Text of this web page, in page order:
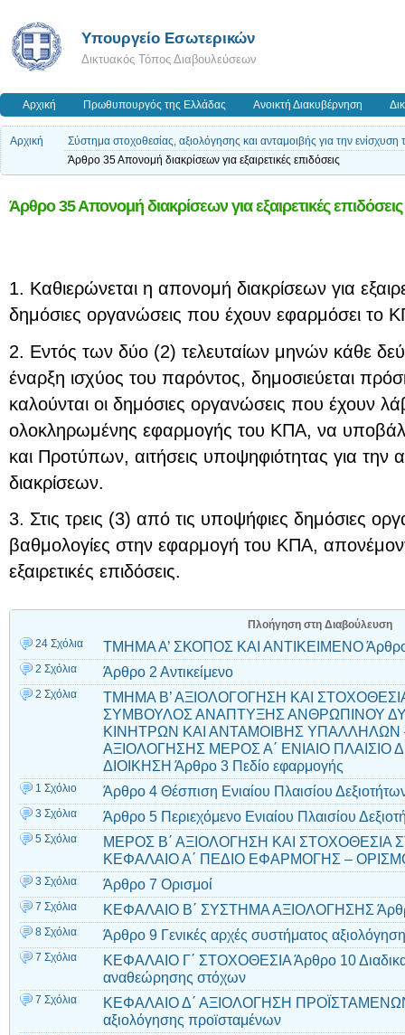
Υπουργείο Εσωτερικών
Δικτυακός Τόπος Διαβουλεύσεων
Αρχική Πρωθυπουργός της Ελλάδας Ανοικτή Διακυβέρνηση
Αρχική
Σύστημα στοχοθεσίας, αξιολόγησης και ανταμοιβής για την
Άρθρο 35 Απονομή διακρίσεων για εξαιρετικές επιδόσεις
Άρθρο 35 Απονομή διακρίσεων για εξαιρετικές επιδόσεις
1. Καθιερώνεται η απονομή διακρίσεων για
δημόσιες οργανώσεις που έχουν εφαρμόσει το
2. Εντός των δύο (2) τελευταίων μηνών κάθε
έναρξη ισχύος του παρόντος, δημοσιεύεται
καλούνται οι δημόσιες οργανώσεις που έχουν
ολοκληρωμένης εφαρμογής του ΚΠΑ, να
και Προτύπων, αιτήσεις υποψηφιότητας για
διακρίσεων.
3. Στις τρεις (3) από τις υποψήφιες δημόσιες
βαθμολογίες στην εφαρμογή του ΚΠΑ,
εξαιρετικές επιδόσεις.
Πλοήγηση στη Διαβούλευση
24 Σχόλια
TMHMA A’ ΣΚΟΠΟΣ ΚΑΙ ΑΝΤΙΚΕΙΜΕΝΟ
2 Σχόλια Άρθρο 2 Αντικείμενο
2 Σχόλια
ΤΜΗΜΑ Β’ ΑΞΙΟΛΟΓΟΓΗΣΗ ΚΑΙ
ΣΥΜΒΟΥΛΟΣ ΑΝΑΠΤΥΞΗΣ ΑΝΘΡΩΠΙΝΟΥ
ΚΙΝΗΤΡΩΝ ΚΑΙ ΑΝΤΑΜΟΙΒΗΣ ΥΠΑΛΛΗΛΩΝ
ΑΞΙΟΛΟΓΗΣΗΣ ΜΕΡΟΣ Α΄ ΕΝΙΑΙΟ ΠΛΑΙΣΙΟ
ΔΙΟΙΚΗΣΗ Άρθρο 3 Πεδίο εφαρμογής
1 Σχόλιο Άρθρο 4 Θέσπιση Ενιαίου Πλαισίου
3 Σχόλια Άρθρο 5 Περιεχόμενο Ενιαίου Πλαισίου
5 Σχόλια
ΜΕΡΟΣ Β΄ ΑΞΙΟΛΟΓΗΣΗ ΚΑΙ ΣΤΟΧΟΘΕΣΙΑ
ΚΕΦΑΛΑΙΟ Α΄ ΠΕΔΙΟ ΕΦΑΡΜΟΓΗΣ –
3 Σχόλια Άρθρο 7 Ορισμοί
7 Σχόλια ΚΕΦΑΛΑΙΟ Β΄ ΣΥΣΤΗΜΑ ΑΞΙΟΛΟΓΗΣΗΣ
8 Σχόλια Άρθρο 9 Γενικές αρχές συστήματος
7 Σχόλια
ΚΕΦΑΛΑΙΟ Γ΄ ΣΤΟΧΟΘΕΣΙΑ Άρθρο 10
αναθεώρησης στόχων
7 Σχόλια
ΚΕΦΑΛΑΙΟ Δ΄ ΑΞΙΟΛΟΓΗΣΗ ΠΡΟΪΣΤΑΜΕΝΩΝ
αξιολόγησης προϊσταμένων